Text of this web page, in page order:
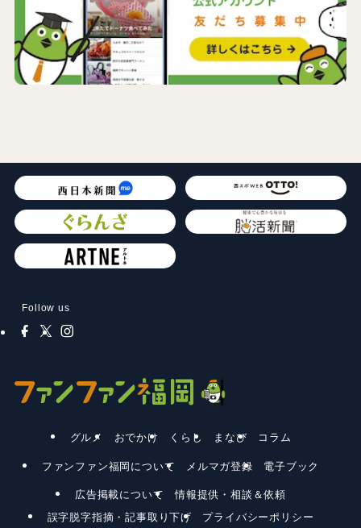
Follow us
グルメ おでかけ くらし まなび コラム
ファンファン福岡について メルマガ登録 電子ブック
広告掲載について
情報提供・相談＆依頼
誤字脱字指摘・記事取り下げ
プライバシーポリシー